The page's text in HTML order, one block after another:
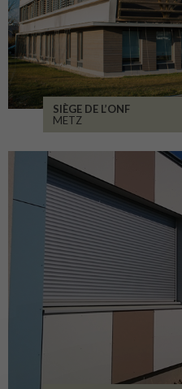
SIÈGE DE L’ONF
METZ